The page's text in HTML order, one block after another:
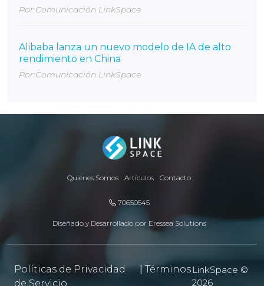
Por:Comunicación LinkSpace
Alibaba lanza un nuevo modelo de IA de alto
rendimiento en China
Por:Comunicación LinkSpace
Quiénes Somos Artículos Contacto
70650545
Diseñado y Desarrollado por Eressea Solutions
Políticas de Privacidad |Términos
de Servicio
LinkSpace ©
2026